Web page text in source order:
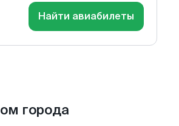
Найти авиабилеты
города